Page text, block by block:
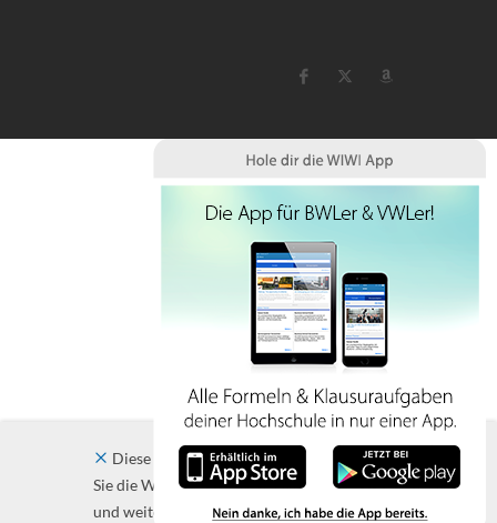
Diese Website verwendet Cookies. Indem
Sie die Website und ihre Angebote nutzen
und weiter navigieren, akzeptieren Sie diese